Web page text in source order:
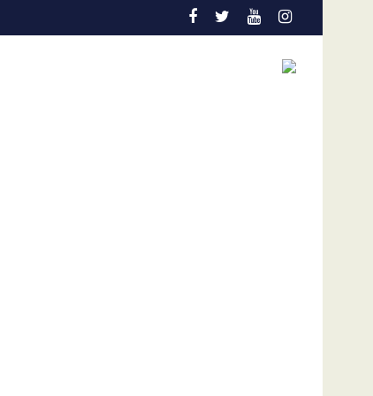
Gobierno y oposición de Venezuela instalan